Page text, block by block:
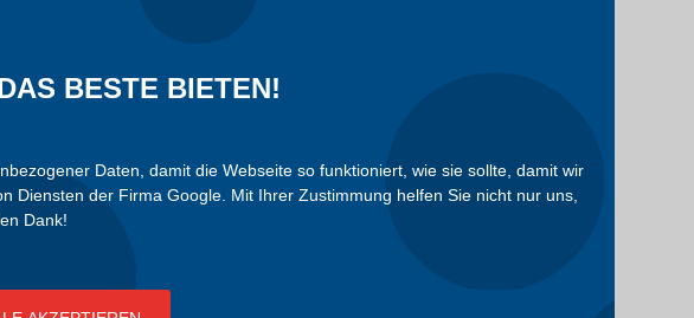
BESTE BIETEN!
Daten, damit die Webseite so funktioniert, wie sie sollte, damit wir
der Firma Google. Mit Ihrer Zustimmung helfen Sie nicht nur uns,
Dank!